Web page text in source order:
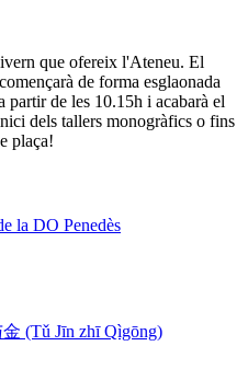
que ofereix l'Ateneu. El
de forma esglaonada
partir de les 10.15h i acabarà el
dels tallers monogràfics o fins
plaça!
la DO Penedès
(Tǔ Jīn zhī Qìgōng)